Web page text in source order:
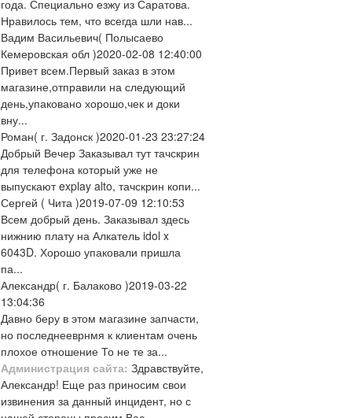
года. Специально езжу из Саратова.
Нравилось тем, что всегда шли нав...
Вадим Васильевич( Полысаево
Кемеровская обл )2020-02-08 12:40:00
Привет всем.Первый заказ в этом
магазине,отправили на следующий
день,упаковано хорошо,чек и доки
вну...
Роман( г. Задонск )2020-01-23 23:27:24
Добрый Вечер Заказывал тут тачскрин
для телефона который уже не
выпускают explay alto, тачскрин копи...
Сергей ( Чита )2019-07-09 12:10:53
Всем добрый день. Заказывал здесь
нижнию плату на Алкатель idol x
6043D. Хорошо упаковали пришла
па...
Александр( г. Балаково )2019-03-22
13:04:36
Давно беру в этом магазине запчасти,
но последнееврнмя к клиентам очень
плохое отношение То не те за...
Администрация сайта: Здравствуйте,
Александр! Еще раз приносим свои
извинения за данный инцидент, но с